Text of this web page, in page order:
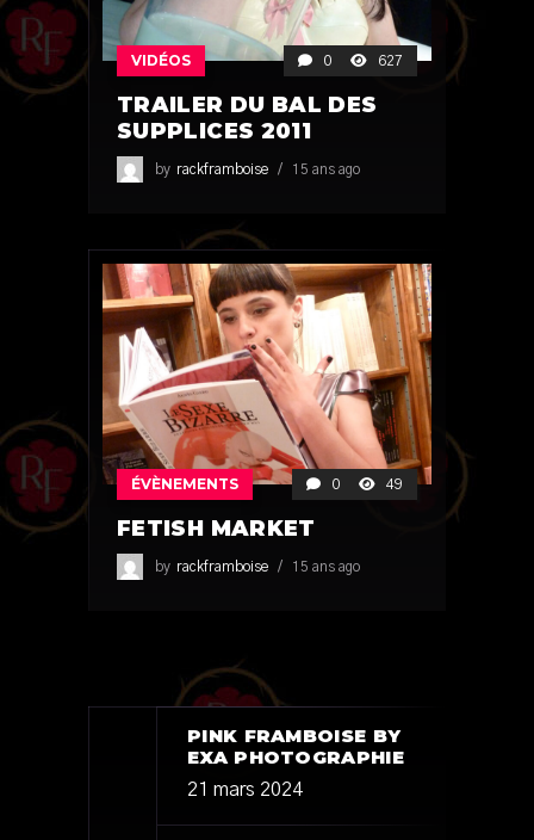
VIDÉOS 0 627
TRAILER DU BAL DES
SUPPLICES 2011
by rackframboise 15 ans ago
ÉVÈNEMENTS 0 49
FETISH MARKET
by rackframboise 15 ans ago
PINK FRAMBOISE BY
EXA PHOTOGRAPHIE
21 mars 2024